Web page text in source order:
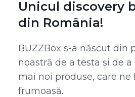
Unicul discovery
din România!
BUZZBox s-a născut din
noastră de a testa și de
mai noi produse, care ne
frumoasă.